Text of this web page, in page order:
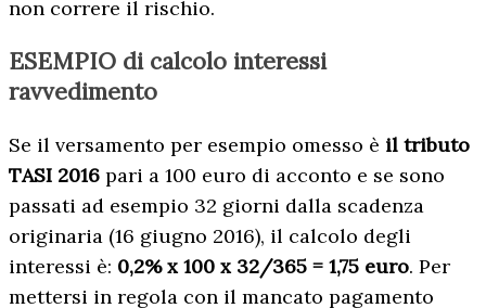
non correre il rischio.
ESEMPIO di calcolo interessi
ravvedimento
Se il versamento per esempio omesso è il tributo
TASI 2016 pari a 100 euro di acconto e se sono
passati ad esempio 32 giorni dalla scadenza
originaria (16 giugno 2016), il calcolo degli
interessi è: 0,2% x 100 x 32/365 = 1,75 euro. Per
mettersi in regola con il mancato pagamento